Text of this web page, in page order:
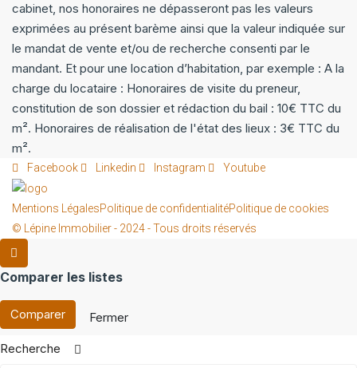
cabinet, nos honoraires ne dépasseront pas les valeurs
exprimées au présent barème ainsi que la valeur indiquée sur
le mandat de vente et/ou de recherche consenti par le
mandant. Et pour une location d’habitation, par exemple : A la
charge du locataire : Honoraires de visite du preneur,
constitution de son dossier et rédaction du bail : 10€ TTC du
m². Honoraires de réalisation de l'état des lieux : 3€ TTC du
m².
Facebook Linkedin Instagram Youtube
Mentions LégalesPolitique de confidentialitéPolitique de cookies
© Lépine Immobilier - 2024 - Tous droits réservés
Comparer les listes
Comparer Fermer
Recherche